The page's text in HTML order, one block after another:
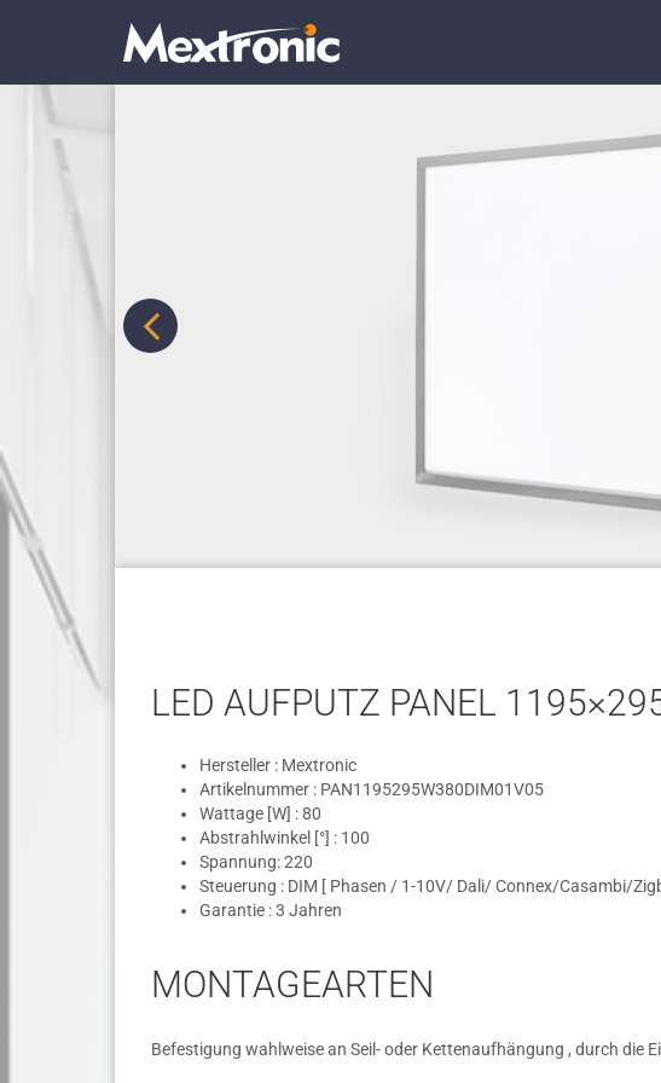
LED AUFPUTZ PANEL
Hersteller : Mextronic
Artikelnummer : PAN1195295W380DIM01V05
Wattage [W] : 80
Abstrahlwinkel [°] : 100
Spannung: 220
Steuerung : DIM [ Phasen / 1-10V/ Dali/ Connex/Casambi/
Garantie : 3 Jahren
MONTAGEARTEN
Befestigung wahlweise an Seil- oder Kettenaufhängung , durch die